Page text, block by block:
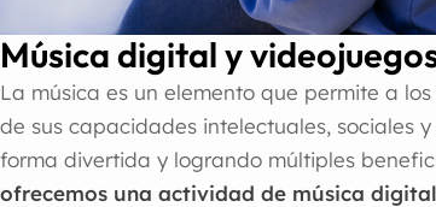
Música digital y
La música es un elemento que permite a
de sus capacidades intelectuales, sociales
forma divertida y logrando múltiples
ofrecemos una actividad de música digital